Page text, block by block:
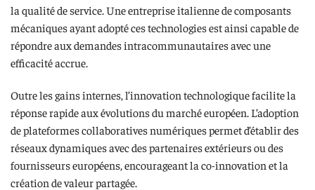
la qualité de service. Une entreprise italienne de composants
mécaniques ayant adopté ces technologies est ainsi capable de
répondre aux demandes intracommunautaires avec une
efficacité accrue.
Outre les gains internes, l’innovation technologique facilite la
réponse rapide aux évolutions du marché européen. L’adoption
de plateformes collaboratives numériques permet d’établir des
réseaux dynamiques avec des partenaires extérieurs ou des
fournisseurs européens, encourageant la co-innovation et la
création de valeur partagée.